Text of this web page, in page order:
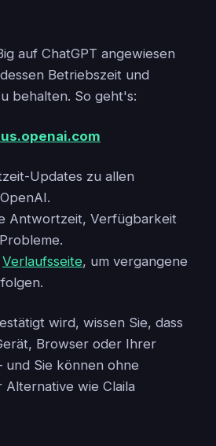
auf ChatGPT angewiesen
Betriebszeit und
behalten. So geht's:
Updates zu allen
Antwortzeit, Verfügbarkeit
Verlaufsseite, um vergangene
wird, wissen Sie, dass
Browser oder Ihrer
Sie können ohne
Alternative wie Claila